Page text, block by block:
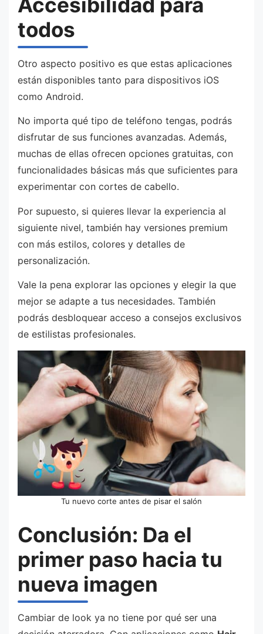
todos
Otro aspecto positivo es que estas aplicaciones
están disponibles tanto para dispositivos iOS
como Android.
No importa qué tipo de teléfono tengas, podrás
disfrutar de sus funciones avanzadas. Además,
muchas de ellas ofrecen opciones gratuitas, con
funcionalidades básicas más que suficientes para
experimentar con cortes de cabello.
Por supuesto, si quieres llevar la experiencia al
siguiente nivel, también hay versiones premium
con más estilos, colores y detalles de
personalización.
Vale la pena explorar las opciones y elegir la que
mejor se adapte a tus necesidades. También
podrás desbloquear acceso a consejos exclusivos
de estilistas profesionales.
Tu nuevo corte antes de pisar el salón
Conclusión: Da el
primer paso hacia tu
nueva imagen
Cambiar de look ya no tiene por qué ser una